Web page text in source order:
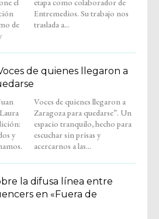
el
de
de
traslada a...
de quienes llegaron a
a
Un
acercarnos a las...
la difusa línea entre
en «Fuera de